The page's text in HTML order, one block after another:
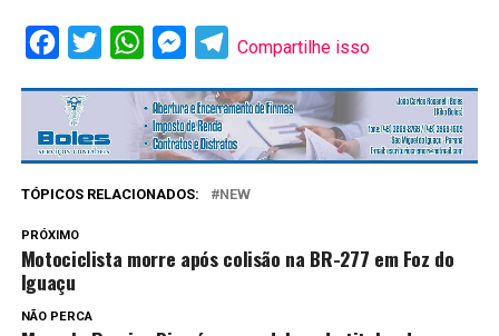
Facebook
Twitter WhatsAppMessenger
Telegram
Compartilhe isso
TÓPICOS RELACIONADOS: NEW
PRÓXIMO
Motociclista morre após colisão na BR-277 em Foz do
Iguaçu
NÃO PERCA